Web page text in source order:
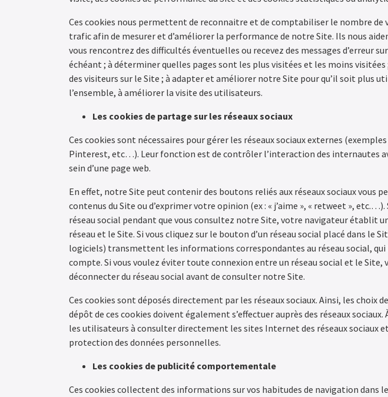
Ces cookies nous permettent de reconnaitre et de comptabiliser le nombre de
trafic afin de mesurer et d’améliorer la performance de notre Site. Ils nous
vous rencontrez des difficultés éventuelles ou recevez des messages d’erreur
échéant ; à déterminer quelles pages sont les plus visitées et les moins
des visiteurs sur le Site ; à adapter et améliorer notre Site pour qu’il soit plus
l’ensemble, à améliorer la visite des utilisateurs.
Les cookies de partage sur les réseaux sociaux
Ces cookies sont nécessaires pour gérer les réseaux sociaux externes
Pinterest, etc…). Leur fonction est de contrôler l’interaction des internautes
sein d’une page web.
En effet, notre Site peut contenir des boutons reliés aux réseaux sociaux vous
contenus du Site ou d’exprimer votre opinion (ex : « j’aime », « retweet », etc.…).
réseau social pendant que vous consultez notre Site, votre navigateur établit
réseau et le Site. Si vous cliquez sur le bouton d’un réseau social placé dans le
logiciels) transmettent les informations correspondantes au réseau social, qui
compte. Si vous voulez éviter toute connexion entre un réseau social et le Site,
déconnecter du réseau social avant de consulter notre Site.
Ces cookies sont déposés directement par les réseaux sociaux. Ainsi, les choix
dépôt de ces cookies doivent également s’effectuer auprès des réseaux
les utilisateurs à consulter directement les sites Internet des réseaux sociaux
protection des données personnelles.
Les cookies de publicité comportementale
Ces cookies collectent des informations sur vos habitudes de navigation dans